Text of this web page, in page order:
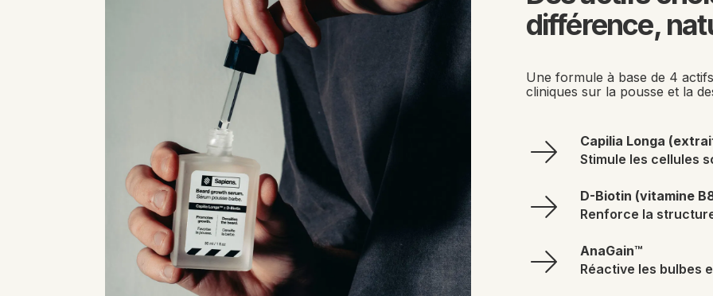
différence,
Une formule à base de 4
cliniques sur la pousse et la
AnaGain™
Capilia Longa
D-Biotin (vitamine
Réactive les bulbes
Stimule les cellules
Renforce la